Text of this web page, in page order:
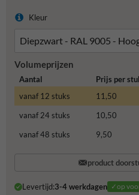
Kleur
Volumeprijzen
Aantal Prijs per
vanaf 12 stuks
11,50
vanaf 24 stuks
10,50
vanaf 48 stuks
9,50
product
Levertijd:3-4 werkdagen ✓op